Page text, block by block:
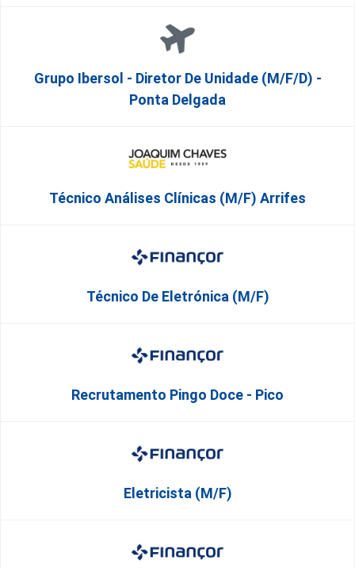
Grupo Ibersol - Diretor De Unidade (m/f/d) -
Ponta Delgada
Técnico Análises Clínicas (M/F) Arrifes
Técnico De Eletrónica (M/F)
Recrutamento Pingo Doce - Pico
Eletricista (M/F)